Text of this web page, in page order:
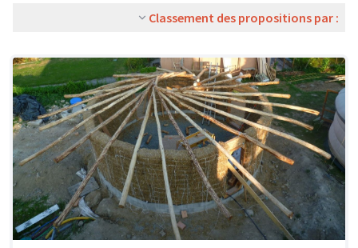
Classement des propositions par :